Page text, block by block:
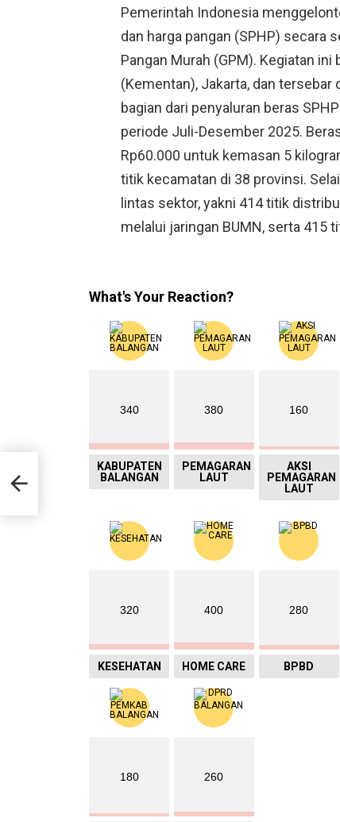
Pemerintah Indonesia
dan harga pangan (SPHP) secara
Pangan Murah (GPM). Kegiatan
(Kementan), Jakarta, dan
bagian dari penyaluran beras
periode Juli-Desember 2025.
Rp60.000 untuk kemasan 5
titik kecamatan di 38 provinsi.
lintas sektor, yakni 414 titik
melalui jaringan BUMN, serta 415
What's Your Reaction?
340
KABUPATEN
BALANGAN
380
PEMAGARAN
LAUT
160
AKSI
PEMAGARAN
LAUT
320
KESEHATAN
400
HOME CARE
280
BPBD
180 260